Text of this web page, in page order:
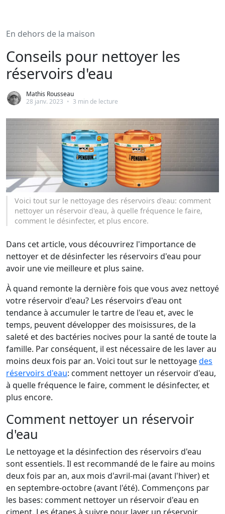
En dehors de la maison
Conseils pour nettoyer les
réservoirs d'eau
Mathis Rousseau
28 janv. 2023 • 3 min de lecture
Voici tout sur le nettoyage des réservoirs d'eau: comment
nettoyer un réservoir d'eau, à quelle fréquence le faire,
comment le désinfecter, et plus encore.
Dans cet article, vous découvrirez l'importance de
nettoyer et de désinfecter les réservoirs d'eau pour
avoir une vie meilleure et plus saine.
À quand remonte la dernière fois que vous avez nettoyé
votre réservoir d'eau? Les réservoirs d'eau ont
tendance à accumuler le tartre de l'eau et, avec le
temps, peuvent développer des moisissures, de la
saleté et des bactéries nocives pour la santé de toute la
famille. Par conséquent, il est nécessaire de les laver au
moins deux fois par an. Voici tout sur le nettoyagedes
réservoirs d'eau: comment nettoyer un réservoir d'eau,
à quelle fréquence le faire, comment le désinfecter, et
plus encore.
Comment nettoyer un réservoir
d'eau
Le nettoyage et la désinfection des réservoirs d'eau
sont essentiels. Il est recommandé de le faire au moins
deux fois par an, aux mois d'avril-mai (avant l'hiver) et
en septembre-octobre (avant l'été). Commençons par
les bases: comment nettoyer un réservoir d'eau en